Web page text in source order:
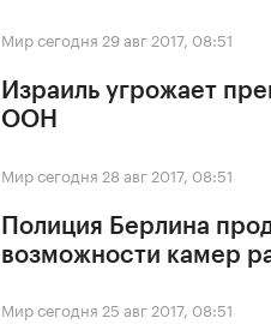
Мир сегодня 29 авг 2017, 08:51
Израиль угрожает
ООН
Мир сегодня 28 авг 2017, 08:51
Полиция Берлина
возможности камер
Мир сегодня 25 авг 2017, 08:51